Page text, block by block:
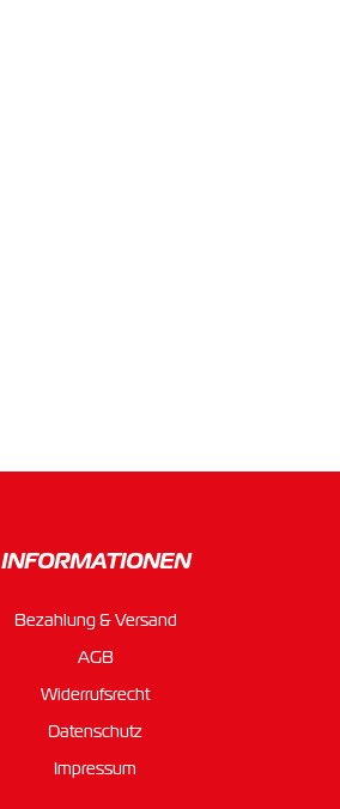
INFORMATIONEN
Bezahlung & Versand
AGB
Widerrufsrecht
Datenschutz
Impressum